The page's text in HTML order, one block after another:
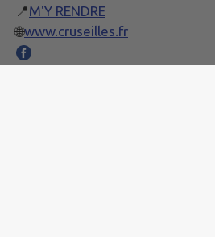
📍M'Y RENDRE
🌐www.cruseilles.fr